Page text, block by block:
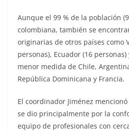
Aunque el 99 % de la población
colombiana, también se
originarias de otros países como
personas), Ecuador (16 personas)
menor medida de Chile,
República Dominicana y Francia.
El coordinador Jiménez
se dio principalmente por la
equipo de profesionales con